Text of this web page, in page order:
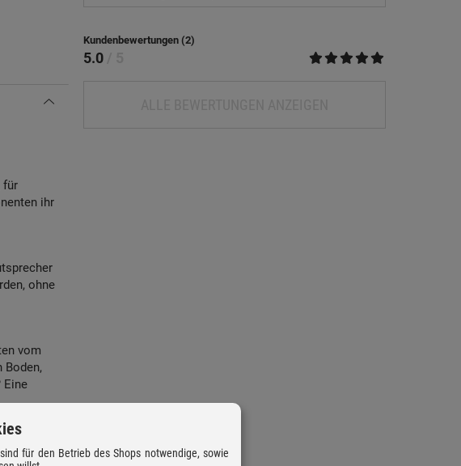
für
ihr
ohne
vom
Boden,
Eine
Spikes
Kundenbewertungen (2)
5.0
für den Betrieb des Shops notwendige, sowie